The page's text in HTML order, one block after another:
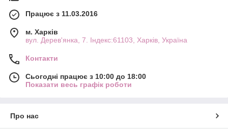
Працює з 11.03.2016
м. Харків
вул. Дерев'янка, 7. Індекс:61103, Харків, Україна
Контакти
Сьогодні працює з 10:00 до 18:00
Показати весь графік роботи
Про нас